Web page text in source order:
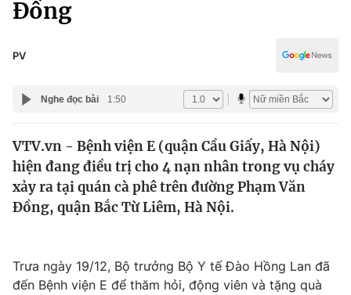
Xã hội
Pháp luật
Y tế
Thế giới
Tin tức
Thế giới đó đây
Kinh tế
Góc doanh nghiệp
Truyền hình
Y tế
Đồng
PV
Nghe đọc bài 1:50
VTV.vn - Bệnh viện E (quận Cầu Giấy, Hà Nội)
hiện đang điều trị cho 4 nạn nhân trong vụ cháy
xảy ra tại quán cà phê trên đường Phạm Văn
Đồng, quận Bắc Từ Liêm, Hà Nội.
Trưa ngày 19/12, Bộ trưởng Bộ Y tế Đào Hồng Lan đã
đến Bệnh viện E để thăm hỏi, động viên và tặng quà